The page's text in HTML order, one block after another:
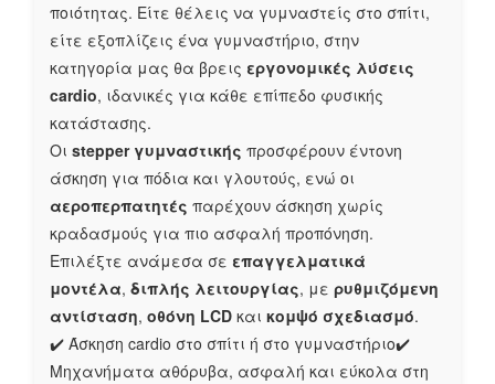
ποιότητας. Είτε θέλεις να γυμναστείς στο σπίτι,
είτε εξοπλίζεις ένα γυμναστήριο, στην
κατηγορία μας θα βρεις εργονομικές λύσεις
cardio, ιδανικές για κάθε επίπεδο φυσικής
κατάστασης.
Οιstepper γυμναστικής προσφέρουν έντονη
άσκηση για πόδια και γλουτούς, ενώ οι
αεροπερπατητές παρέχουν άσκηση χωρίς
κραδασμούς για πιο ασφαλή προπόνηση.
Επιλέξτε ανάμεσα σε επαγγελματικά
μοντέλα,διπλής λειτουργίας, μερυθμιζόμενη
αντίσταση,οθόνη LCD καικομψό σχεδιασμό.
✔️ Άσκηση cardio στο σπίτι ή στο γυμναστήριο✔️
Μηχανήματα αθόρυβα, ασφαλή και εύκολα στη